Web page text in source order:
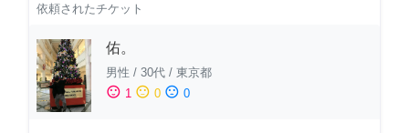
依頼されたチケット
佑。
男性 / 30代 / 東京都
sentiment_satisfied 1 sentiment_neutral 0 sentiment_dissatisfied 0